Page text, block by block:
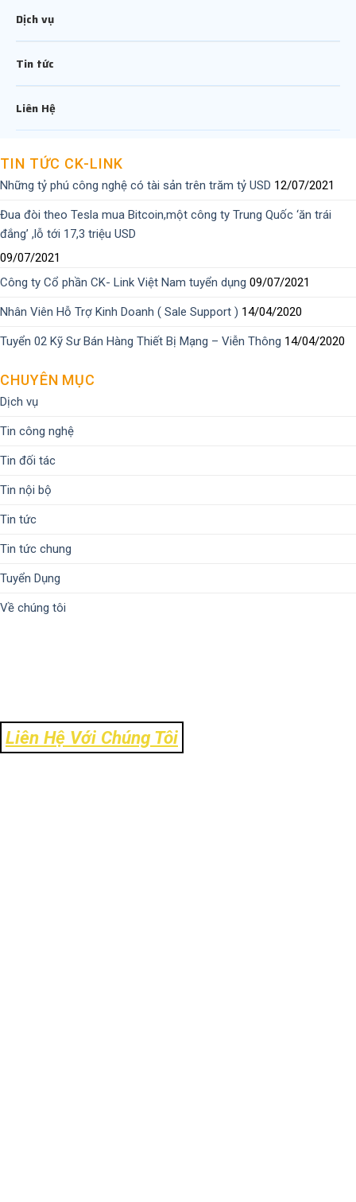
Dịch vụ
Tin tức
Liên Hệ
TIN TỨC CK-LINK
Những tỷ phú công nghệ có tài sản trên trăm tỷ USD 12/07/2021
Đua đòi theo Tesla mua Bitcoin,một công ty Trung Quốc ‘ăn trái
đắng’ ,lỗ tới 17,3 triệu USD
09/07/2021
Công ty Cổ phần CK- Link Việt Nam tuyển dụng 09/07/2021
Nhân Viên Hỗ Trợ Kinh Doanh ( Sale Support ) 14/04/2020
Tuyển 02 Kỹ Sư Bán Hàng Thiết Bị Mạng – Viễn Thông 14/04/2020
CHUYÊN MỤC
Dịch vụ
Tin công nghệ
Tin đối tác
Tin nội bộ
Tin tức
Tin tức chung
Tuyển Dụng
Về chúng tôi
Liên Hệ Với Chúng Tôi